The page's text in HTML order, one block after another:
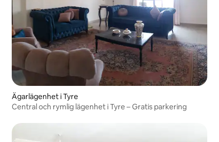
Ägarlägenhet i Tyre
Central och rymlig lägenhet i Tyre – Gratis parkering